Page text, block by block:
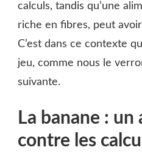
calculs, tandis qu’une
riche en fibres, peut
C’est dans ce contexte
jeu, comme nous le
suivante.
La banane :
contre les